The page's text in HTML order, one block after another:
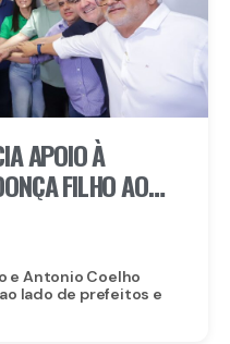
APOIO À
FILHO AO
e Antonio Coelho
lado de prefeitos e